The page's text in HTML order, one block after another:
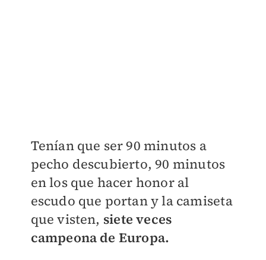
Tenían que ser 90 minutos a
pecho descubierto, 90 minutos
en los que hacer honor al
escudo que portan y la camiseta
que visten, siete veces
campeona de Europa.